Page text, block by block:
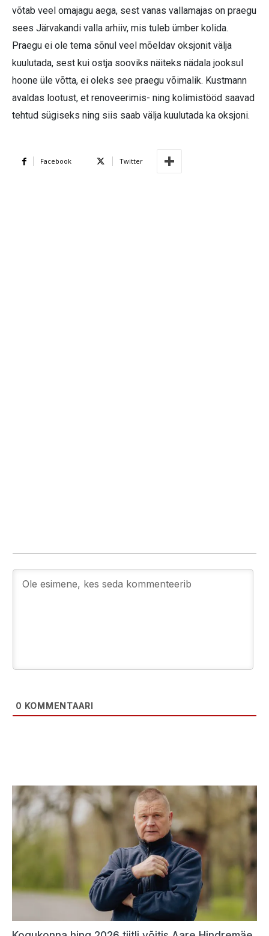
võtab veel omajagu aega, sest vanas vallamajas on praegu
sees Järvakandi valla arhiiv, mis tuleb ümber kolida.
Praegu ei ole tema sõnul veel mõeldav oksjonit välja
kuulutada, sest kui ostja sooviks näiteks nädala jooksul
hoone üle võtta, ei oleks see praegu võimalik. Kustmann
avaldas lootust, et renoveerimis- ning kolimistööd saavad
tehtud sügiseks ning siis saab välja kuulutada ka oksjoni.
Facebook Twitter
0 KOMMENTAARI